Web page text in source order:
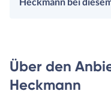
Über den
Heckmann